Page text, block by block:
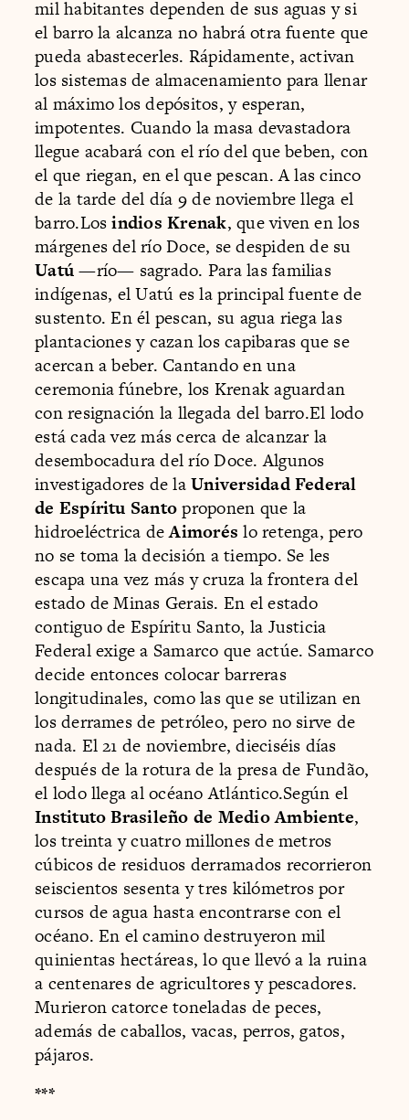
mil habitantes dependen de sus aguas y si
el barro la alcanza no habrá otra fuente que
pueda abastecerles. Rápidamente, activan
los sistemas de almacenamiento para llenar
al máximo los depósitos, y esperan,
impotentes. Cuando la masa devastadora
llegue acabará con el río del que beben, con
el que riegan, en el que pescan. A las cinco
de la tarde del día 9 de noviembre llega el
barro.Losindios Krenak, que viven en los
márgenes del río Doce, se despiden de su
Uatú—río— sagrado. Para las familias
indígenas, el Uatú es la principal fuente de
sustento. En él pescan, su agua riega las
plantaciones y cazan los capibaras que se
acercan a beber. Cantando en una
ceremonia fúnebre, los Krenak aguardan
con resignación la llegada del barro.El lodo
está cada vez más cerca de alcanzar la
desembocadura del río Doce. Algunos
investigadores de laUniversidad Federal
de Espíritu Santoproponen que la
hidroeléctrica deAimorés lo retenga, pero
no se toma la decisión a tiempo. Se les
escapa una vez más y cruza la frontera del
estado de Minas Gerais. En el estado
contiguo de Espíritu Santo, la Justicia
Federal exige a Samarco que actúe. Samarco
decide entonces colocar barreras
longitudinales, como las que se utilizan en
los derrames de petróleo, pero no sirve de
nada. El 21 de noviembre, dieciséis días
después de la rotura de la presa de Fundão,
el lodo llega al océano Atlántico.Según el
Instituto Brasileño de Medio Ambiente,
los treinta y cuatro millones de metros
cúbicos de residuos derramados recorrieron
seiscientos sesenta y tres kilómetros por
cursos de agua hasta encontrarse con el
océano. En el camino destruyeron mil
quinientas hectáreas, lo que llevó a la ruina
a centenares de agricultores y pescadores.
Murieron catorce toneladas de peces,
además de caballos, vacas, perros, gatos,
pájaros.
***